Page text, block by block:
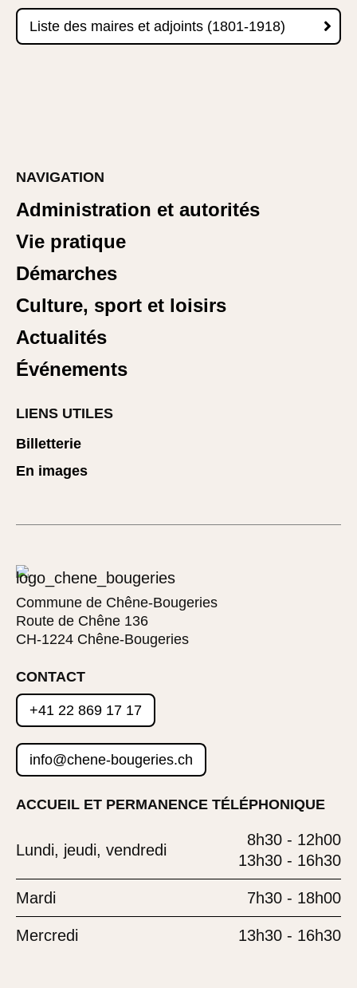

Liste des maires et adjoints (1801-1918)
NAVIGATION
Administration et autorités
Vie pratique
Démarches
Culture, sport et loisirs
Actualités
Événements
LIENS UTILES
Billetterie
En images
Commune de Chêne-Bougeries
Route de Chêne 136
CH-1224 Chêne-Bougeries
CONTACT
+41 22 869 17 17
info@chene-bougeries.ch
ACCUEIL ET PERMANENCE TÉLÉPHONIQUE
Lundi, jeudi, vendredi
8h30 - 12h00
13h30 - 16h30
Mardi 7h30 - 18h00
Mercredi 13h30 - 16h30